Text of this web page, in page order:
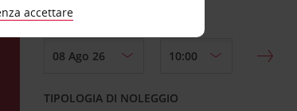
DAL GIORNO
TIPOLOGIA DI NOLEGGIO
accettare